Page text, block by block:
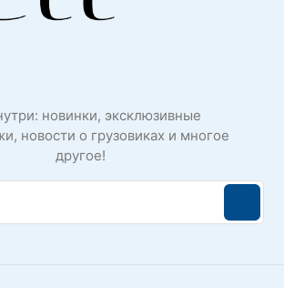
новинки, эксклюзивные
новости о грузовиках и многое
другое!